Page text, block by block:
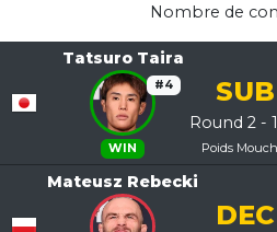
Nombre de
Tatsuro Taira
#4
WIN
SUB
Round 2 -
Poids
Mateusz Rebecki
DEC